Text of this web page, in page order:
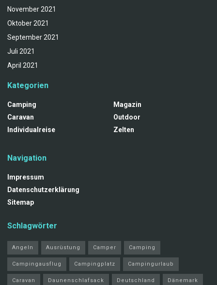
November 2021
Oktober 2021
September 2021
Juli 2021
April 2021
Kategorien
Camping
Caravan
Individualreise
Magazin
Outdoor
Zelten
Navigation
Impressum
Datenschutzerklärung
Sitemap
Schlagwörter
Angeln Ausrüstung Camper Camping
Campingausflug Campingplatz Campingurlaub
Caravan Daunenschlafsack Deutschland Dänemark